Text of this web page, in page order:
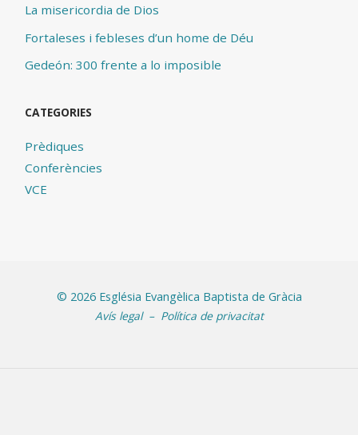
La misericordia de Dios
Fortaleses i febleses d’un home de Déu
Gedeón: 300 frente a lo imposible
CATEGORIES
Prèdiques
Conferències
VCE
© 2026 Església Evangèlica Baptista de Gràcia
Avís legal– Política de privacitat